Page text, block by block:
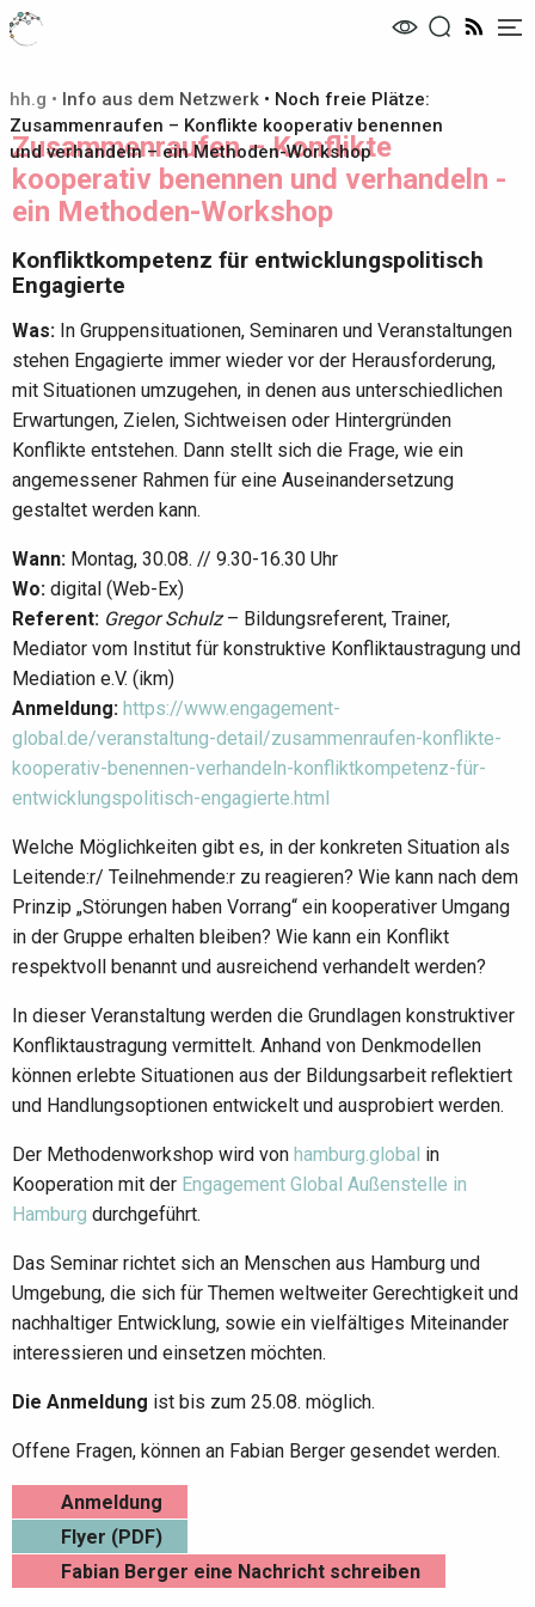
hh.g • Info aus dem Netzwerk • Noch freie Plätze:
Zusammenraufen – Konflikte kooperativ benennen
und verhandeln – ein Methoden-Workshop
Zusammenraufen – Konflikte
kooperativ benennen und verhandeln -
ein Methoden-Workshop
Konfliktkompetenz für entwicklungspolitisch
Engagierte
Was: In Gruppensituationen, Seminaren und Veranstaltungen
stehen Engagierte immer wieder vor der Herausforderung,
mit Situationen umzugehen, in denen aus unterschiedlichen
Erwartungen, Zielen, Sichtweisen oder Hintergründen
Konflikte entstehen. Dann stellt sich die Frage, wie ein
angemessener Rahmen für eine Auseinandersetzung
gestaltet werden kann.
Wann: Montag, 30.08. // 9.30-16.30 Uhr
Wo: digital (Web-Ex)
Referent: Gregor Schulz– Bildungsreferent, Trainer,
Mediator vom Institut für konstruktive Konfliktaustragung und
Mediation e.V. (ikm)
Anmeldung: https://www.engagement-
global.de/veranstaltung-detail/zusammenraufen-konflikte-
kooperativ-benennen-verhandeln-konfliktkompetenz-für-
entwicklungspolitisch-engagierte.html
Welche Möglichkeiten gibt es, in der konkreten Situation als
Leitende:r/ Teilnehmende:r zu reagieren? Wie kann nach dem
Prinzip „Störungen haben Vorrang“ ein kooperativer Umgang
in der Gruppe erhalten bleiben? Wie kann ein Konflikt
respektvoll benannt und ausreichend verhandelt werden?
In dieser Veranstaltung werden die Grundlagen konstruktiver
Konfliktaustragung vermittelt. Anhand von Denkmodellen
können erlebte Situationen aus der Bildungsarbeit reflektiert
und Handlungsoptionen entwickelt und ausprobiert werden.
Der Methodenworkshop wird von hamburg.global in
Kooperation mit der Engagement Global Außenstelle in
Hamburg durchgeführt.
Das Seminar richtet sich an Menschen aus Hamburg und
Umgebung, die sich für Themen weltweiter Gerechtigkeit und
nachhaltiger Entwicklung, sowie ein vielfältiges Miteinander
interessieren und einsetzen möchten.
Die Anmeldung ist bis zum 25.08. möglich.
Offene Fragen, können an Fabian Berger gesendet werden.
Anmeldung
Flyer (PDF)
Fabian Berger eine Nachricht schreiben